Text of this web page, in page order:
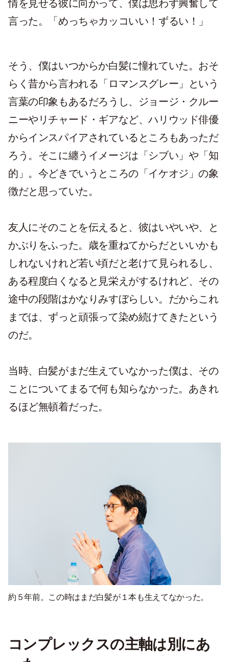
情を見せる彼に向かって、僕は思わず興奮して
言った。「めっちゃカッコいい！ずるい！」
そう、僕はいつからか白髪に憧れていた。おそ
らく昔から言われる「ロマンスグレー」という
言葉の印象もあるだろうし、ジョージ・クルー
ニーやリチャード・ギアなど、ハリウッド俳優
からインスパイアされているところもあっただ
ろう。そこに纏うイメージは「シブい」や「知
的」。今どきでいうところの「イケオジ」の象
徴だと思っていた。
友人にそのことを伝えると、彼はいやいや、と
かぶりをふった。歳を重ねてからだといいかも
しれないけれど若い頃だと老けて見られるし、
ある程度白くなると見栄えがするけれど、その
途中の段階はかなりみすぼらしい。だからこれ
までは、ずっと頑張って染め続けてきたという
のだ。
当時、白髪がまだ生えていなかった僕は、その
ことについてまるで何も知らなかった。あきれ
るほど無頓着だった。
約５年前。この時はまだ白髪が１本も生えてなかった。
コンプレックスの主軸は別にあ